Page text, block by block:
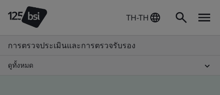
TH-TH
การตรวจประเมินและการตรวจรับรอง
ดูทั้งหมด